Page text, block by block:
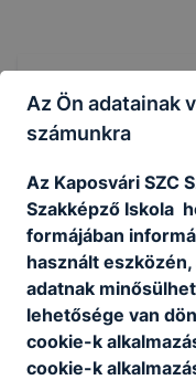
Kaposvári
Technikum és
Telefon:
Az Ön adatainak
számunkra
Az Kaposvári SZC
Szakképző Iskola
formájában
használt
adatnak
lehetősége van
cookie-k
cookie-k